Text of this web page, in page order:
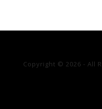
Copyright © 2026 - All